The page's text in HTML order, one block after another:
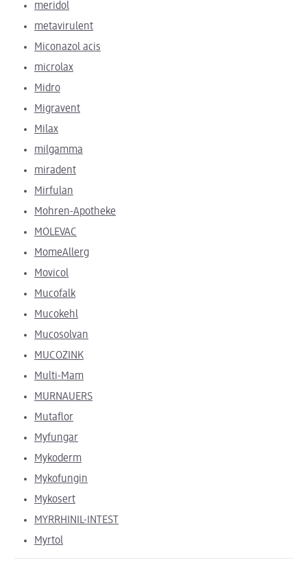
meridol
metavirulent
Miconazol acis
microlax
Midro
Migravent
Milax
milgamma
miradent
Mirfulan
Mohren-Apotheke
MOLEVAC
MomeAllerg
Movicol
Mucofalk
Mucokehl
Mucosolvan
MUCOZINK
Multi-Mam
MURNAUERS
Mutaflor
Myfungar
Mykoderm
Mykofungin
Mykosert
MYRRHINIL-INTEST
Myrtol